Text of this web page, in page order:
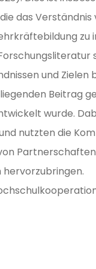
das
und
Beitrag
wurde.
nutzten die